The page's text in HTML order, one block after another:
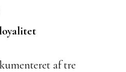
af tre